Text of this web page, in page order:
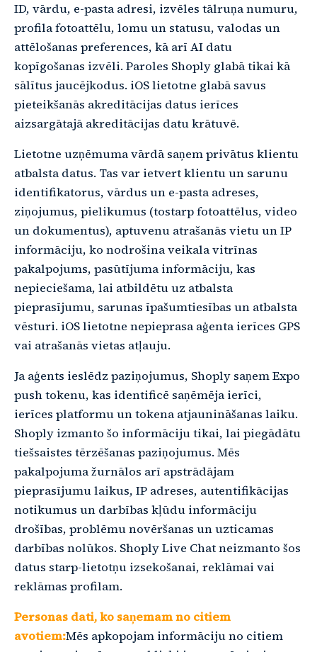
ID, vārdu, e-pasta adresi, izvēles tālruņa numuru,
profila fotoattēlu, lomu un statusu, valodas un
attēlošanas preferences, kā arī AI datu
kopīgošanas izvēli. Paroles Shoply glabā tikai kā
sālītus jaucējkodus. iOS lietotne glabā savus
pieteikšanās akreditācijas datus ierīces
aizsargātajā akreditācijas datu krātuvē.
Lietotne uzņēmuma vārdā saņem privātus klientu
atbalsta datus. Tas var ietvert klientu un sarunu
identifikatorus, vārdus un e-pasta adreses,
ziņojumus, pielikumus (tostarp fotoattēlus, video
un dokumentus), aptuvenu atrašanās vietu un IP
informāciju, ko nodrošina veikala vitrīnas
pakalpojums, pasūtījuma informāciju, kas
nepieciešama, lai atbildētu uz atbalsta
pieprasījumu, sarunas īpašumtiesības un atbalsta
vēsturi. iOS lietotne nepieprasa aģenta ierīces GPS
vai atrašanās vietas atļauju.
Ja aģents ieslēdz paziņojumus, Shoply saņem Expo
push tokenu, kas identificē saņēmēja ierīci,
ierīces platformu un tokena atjaunināšanas laiku.
Shoply izmanto šo informāciju tikai, lai piegādātu
tiešsaistes tērzēšanas paziņojumus. Mēs
pakalpojuma žurnālos arī apstrādājam
pieprasījumu laikus, IP adreses, autentifikācijas
notikumus un darbības kļūdu informāciju
drošības, problēmu novēršanas un uzticamas
darbības nolūkos. Shoply Live Chat neizmanto šos
datus starp-lietotņu izsekošanai, reklāmai vai
reklāmas profilam.
Personas dati, ko saņemam no citiem
avotiem:Mēs apkopojam informāciju no citiem